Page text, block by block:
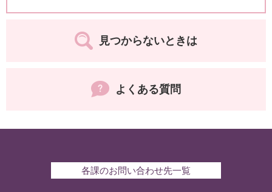
見つからないときは
よくある質問
各課のお問い合わせ先一覧